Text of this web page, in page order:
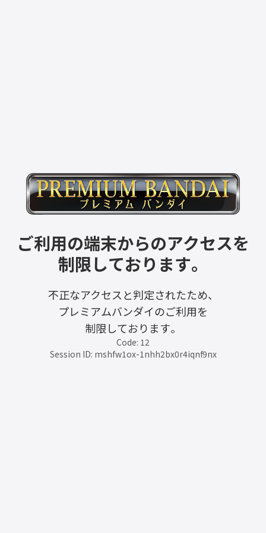
ご利用の端末からのアクセスを
制限しております。
不正なアクセスと判定されたため、
プレミアムバンダイのご利用を
制限しております。
Code: 12
Session ID: mshfw1ox-1nhh2bx0r4iqnf9nx